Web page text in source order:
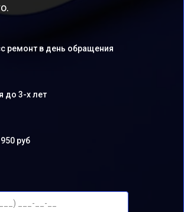
ремонт в день обращения
до 3-х лет
руб